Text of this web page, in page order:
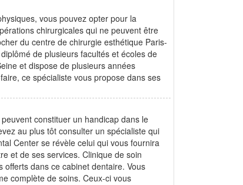
vous pouvez opter pour la
chirurgicales qui ne peuvent être
du centre de chirurgie esthétique Paris-
de plusieurs facultés et écoles de
et dispose de plusieurs années
ce spécialiste vous propose dans ses
constituer un handicap dans le
au plus tôt consulter un spécialiste qui
Center se révèle celui qui vous fournira
et de ses services. Clinique de soin
dans ce cabinet dentaire. Vous
complète de soins. Ceux-ci vous